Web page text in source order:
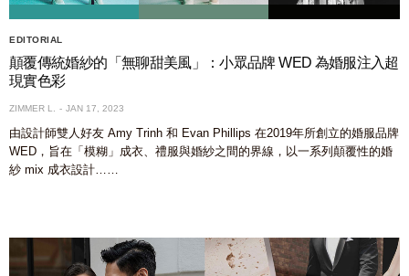
EDITORIAL
顛覆傳統婚紗的「無聊甜美風」：小眾品牌 WED 為婚服注入超
現實色彩
ZIMMER L. JAN 17, 2023
由設計師雙人好友 Amy Trinh 和 Evan Phillips 在2019年所創立的婚服品牌
WED，旨在「模糊」成衣、禮服與婚紗之間的界線，以一系列顛覆性的婚
紗 mix 成衣設計……